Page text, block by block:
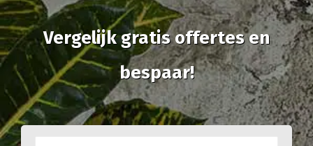
Vergelijk gratis offertes en
bespaar!